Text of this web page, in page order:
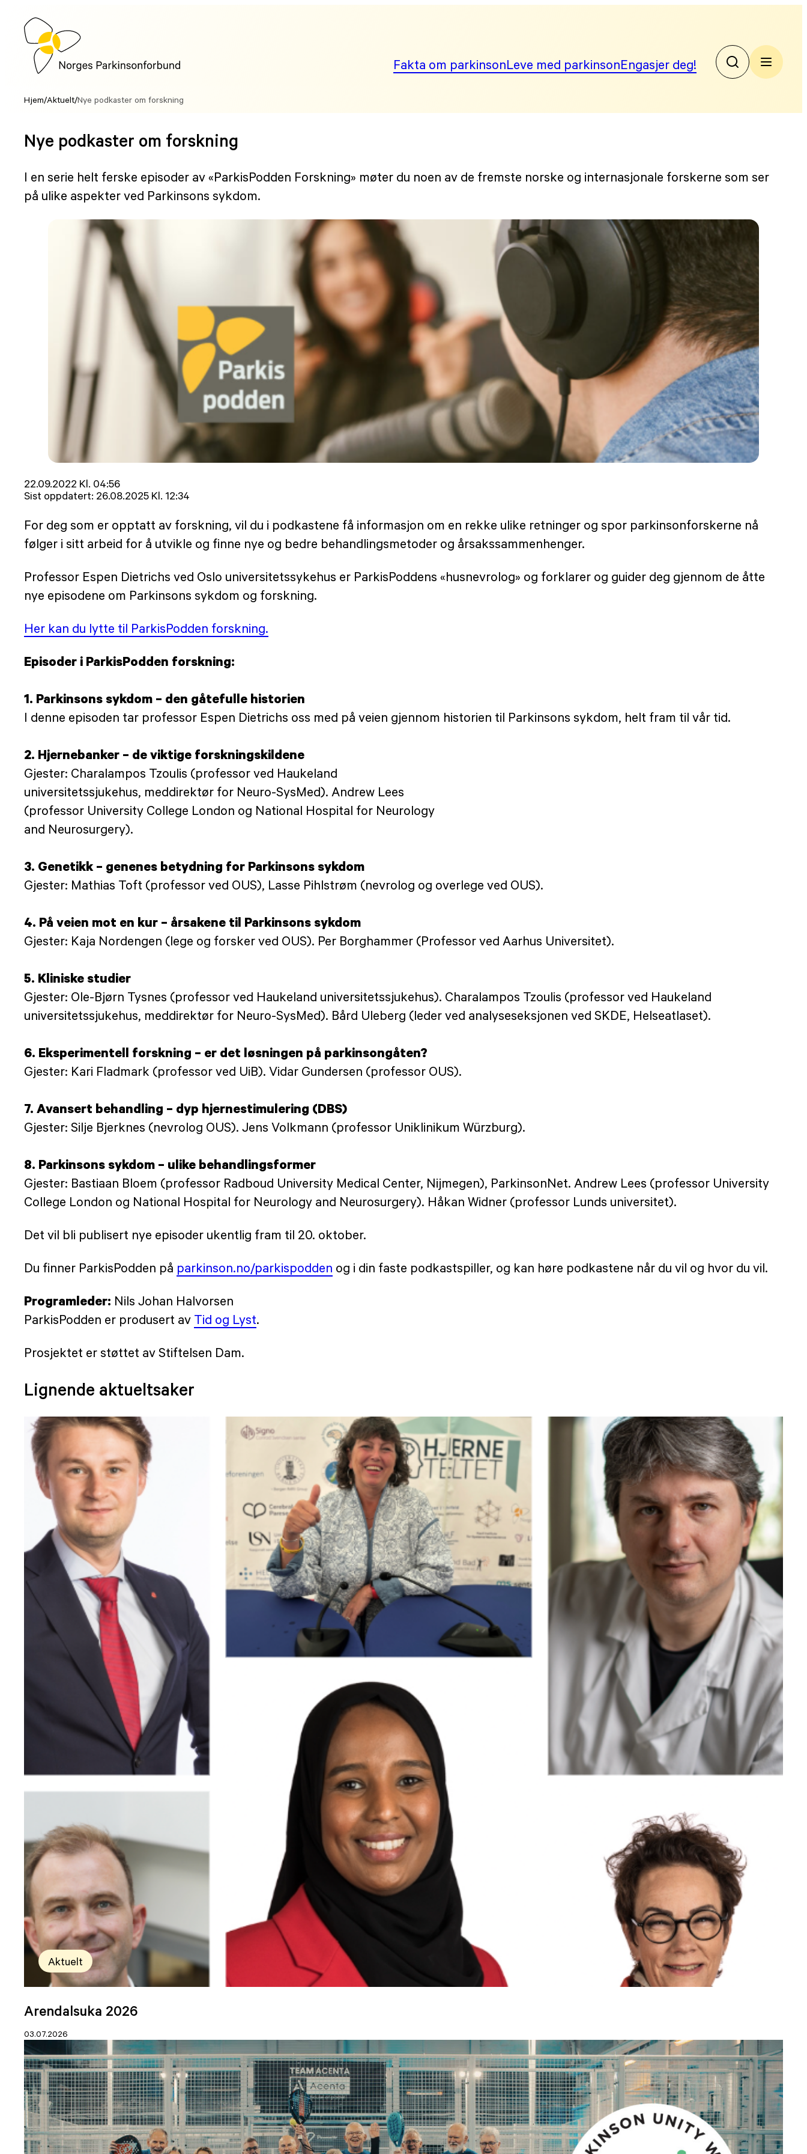
innhold
Fakta om parkinsonLeve med parkinsonEngasjer deg!
Hjem/Aktuelt/Nye podkaster om forskning
Nye podkaster om forskning
I en serie helt ferske episoder av «ParkisPodden Forskning» møter du noen av de fremste norske og internasjonale forskerne som ser
på ulike aspekter ved Parkinsons sykdom.
Lagt
ut
22.09.2022 Kl. 04:56
Sist oppdatert: 26.08.2025 Kl. 12:34
For deg som er opptatt av forskning, vil du i podkastene få informasjon om en rekke ulike retninger og spor parkinsonforskerne nå
følger i sitt arbeid for å utvikle og finne nye og bedre behandlingsmetoder og årsakssammenhenger.
Professor Espen Dietrichs ved Oslo universitetssykehus er ParkisPoddens «husnevrolog» og forklarer og guider deg gjennom de åtte
nye episodene om Parkinsons sykdom og forskning.
Her kan du lytte til ParkisPodden forskning.
Episoder i ParkisPodden forskning:
1. Parkinsons sykdom – den gåtefulle historien
I denne episoden tar professor Espen Dietrichs oss med på veien gjennom historien til Parkinsons sykdom, helt fram til vår tid.
2. Hjernebanker – de viktige forskningskildene
Gjester: Charalampos Tzoulis (professor ved Haukeland
universitetssjukehus, meddirektør for Neuro-SysMed). Andrew Lees
(professor University College London og National Hospital for Neurology
and Neurosurgery).
3. Genetikk – genenes betydning for Parkinsons sykdom
Gjester: Mathias Toft (professor ved OUS), Lasse Pihlstrøm (nevrolog og overlege ved OUS).
4. På veien mot en kur – årsakene til Parkinsons sykdom
Gjester: Kaja Nordengen (lege og forsker ved OUS). Per Borghammer (Professor ved Aarhus Universitet).
5. Kliniske studier
Gjester: Ole-Bjørn Tysnes (professor ved Haukeland universitetssjukehus). Charalampos Tzoulis (professor ved Haukeland
universitetssjukehus, meddirektør for Neuro-SysMed). Bård Uleberg (leder ved analyseseksjonen ved SKDE, Helseatlaset).
6. Eksperimentell forskning – er det løsningen på parkinsongåten?
Gjester: Kari Fladmark (professor ved UiB). Vidar Gundersen (professor OUS).
7. Avansert behandling – dyp hjernestimulering (DBS)
Gjester: Silje Bjerknes (nevrolog OUS). Jens Volkmann (professor Uniklinikum Würzburg).
8. Parkinsons sykdom – ulike behandlingsformer
Gjester: Bastiaan Bloem (professor Radboud University Medical Center, Nijmegen), ParkinsonNet. Andrew Lees (professor University
College London og National Hospital for Neurology and Neurosurgery). Håkan Widner (professor Lunds universitet).
Det vil bli publisert nye episoder ukentlig fram til 20. oktober.
Du finner ParkisPodden på parkinson.no/parkispodden og i din faste podkastspiller, og kan høre podkastene når du vil og hvor du vil.
Programleder: Nils Johan Halvorsen
ParkisPodden er produsert av Tid og Lyst.
Prosjektet er støttet av Stiftelsen Dam.
Lignende aktueltsaker
Aktuelt
Arendalsuka 2026
03.07.2026